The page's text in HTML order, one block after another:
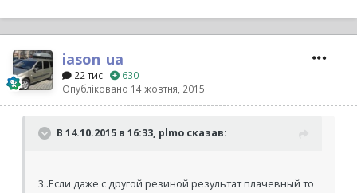
jason_ua
22 тис
630
Опубліковано 14 жовтня, 2015
В 14.10.2015 в 16:33, plmo сказав:
3..Если даже с другой резиной результат плачевный то